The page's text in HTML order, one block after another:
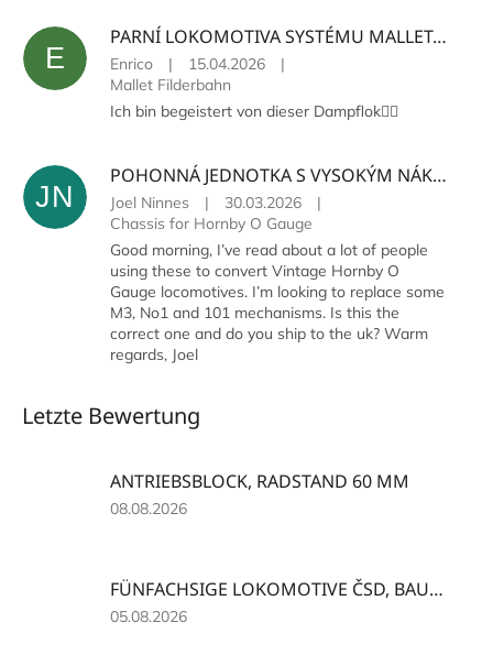
E
PARNÍ LOKOMOTIVA SYSTÉMU MALLET, WÜRTTEMBERSKÉ DRÁHY FILDERBAHN
Enrico | 15.04.2026
|
Mallet Filderbahn
Ich bin begeistert von dieser Dampflok👍🏻
JN
POHONNÁ JEDNOTKA S VYSOKÝM NÁKOLKEM, ROZVOR KOL 60 MM
Joel Ninnes | 30.03.2026
|
Chassis for Hornby O Gauge
Good morning, I’ve read about a lot of people
using these to convert Vintage Hornby O
Gauge locomotives. I’m looking to replace some
M3, No1 and 101 mechanisms. Is this the
correct one and do you ship to the uk? Warm
regards, Joel
Letzte Bewertung
ANTRIEBSBLOCK, RADSTAND 60 MM
Die
von
5
08.08.2026
FÜNFACHSIGE LOKOMOTIVE ČSD, BAUREIHE 556.0 MIT TENDER - "STOKER"
Die
05.08.2026